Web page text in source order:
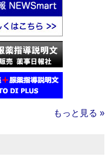
もっと見る »